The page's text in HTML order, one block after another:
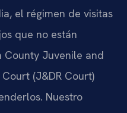
el régimen de visitas
que no están
County Juvenile and
(J&DR Court)
Nuestro